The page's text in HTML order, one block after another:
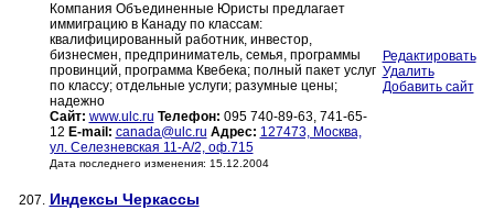
Компания Объединенные Юристы предлагает
иммиграцию в Канаду по классам:
квалифицированный работник, инвестор,
бизнесмен, предприниматель, семья, программы
провинций, программа Квебека; полный пакет услуг
по классу; отдельные услуги; разумные цены;
надежно
Сайт: www.ulc.ru Телефон: 095 740-89-63, 741-65-
12 E-mail: canada@ulc.ru Адрес: 127473, Москва,
ул. Селезневская 11-А/2, оф.715
Дата последнего изменения: 15.12.2004
Редактировать
Удалить
Добавить сайт
207. Индексы Черкассы